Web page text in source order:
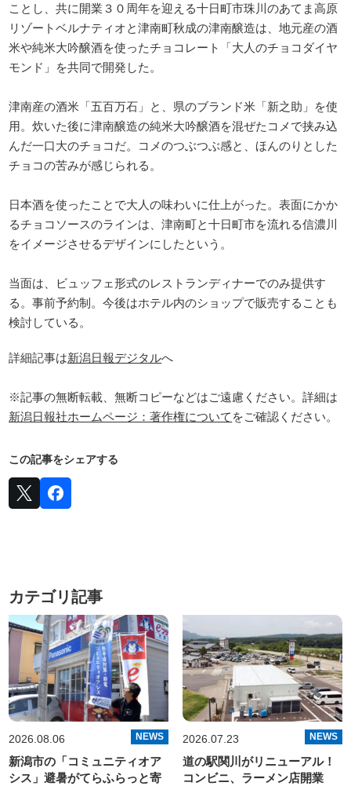
ことし、共に開業３０周年を迎える十日町市珠川のあてま高原
リゾートベルナティオと津南町秋成の津南醸造は、地元産の酒
米や純米大吟醸酒を使ったチョコレート「大人のチョコダイヤ
モンド」を共同で開発した。
津南産の酒米「五百万石」と、県のブランド米「新之助」を使
用。炊いた後に津南醸造の純米大吟醸酒を混ぜたコメで挟み込
んだ一口大のチョコだ。コメのつぶつぶ感と、ほんのりとした
チョコの苦みが感じられる。
日本酒を使ったことで大人の味わいに仕上がった。表面にかか
るチョコソースのラインは、津南町と十日町市を流れる信濃川
をイメージさせるデザインにしたという。
当面は、ビュッフェ形式のレストランディナーでのみ提供す
る。事前予約制。今後はホテル内のショップで販売することも
検討している。
詳細記事は新潟日報デジタルへ
※記事の無断転載、無断コピーなどはご遠慮ください。詳細は
新潟日報社ホームページ：著作権について をご確認ください。
この記事をシェアする
カテゴリ記事
2026.08.06 NEWS
新潟市の「コミュニティオア
シス」避暑がてらふらっと寄
2026.07.23 NEWS
道の駅関川がリニューアル！
コンビニ、ラーメン店開業